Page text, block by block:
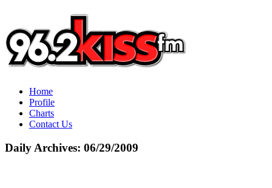
Home
Profile
Charts
Contact Us
Daily Archives: 06/29/2009